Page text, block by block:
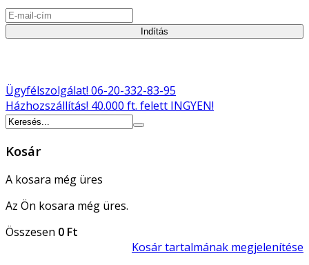
Indítás
Ügyfélszolgálat! 06-20-332-83-95
Házhozszállítás! 40.000 ft. felett INGYEN!
Kosár
A kosara még üres
Az Ön kosara még üres.
Összesen 0 Ft
Kosár tartalmának megjelenítése